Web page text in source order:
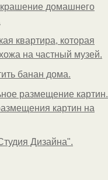
домашнего
квартира, которая
на частный музей.
банан дома.
размещение картин.
картин на
Дизайна".